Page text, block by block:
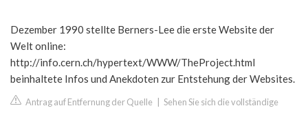
Dezember 1990 stellte Berners-Lee die erste Website der
Welt online:
http://info.cern.ch/hypertext/WWW/TheProject.html
beinhaltete Infos und Anekdoten zur Entstehung der Websites.
Antrag auf Entfernung der Quelle Sehen Sie sich die vollständige